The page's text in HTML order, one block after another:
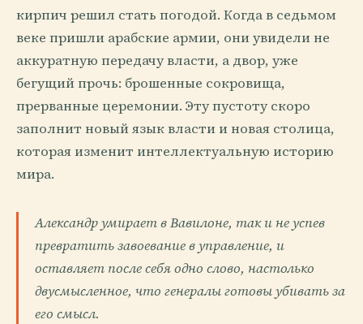
кирпич решил стать погодой. Когда в седьмом
веке пришли арабские армии, они увидели не
аккуратную передачу власти, а двор, уже
бегущий прочь: брошенные сокровища,
прерванные церемонии. Эту пустоту скоро
заполнит новый язык власти и новая столица,
которая изменит интеллектуальную историю
мира.
Александр умирает в Вавилоне, так и не успев
превратить завоевание в управление, и
оставляет после себя одно слово, настолько
двусмысленное, что генералы готовы убивать за
его смысл.